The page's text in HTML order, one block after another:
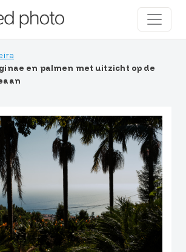
en palmen met uitzicht op de